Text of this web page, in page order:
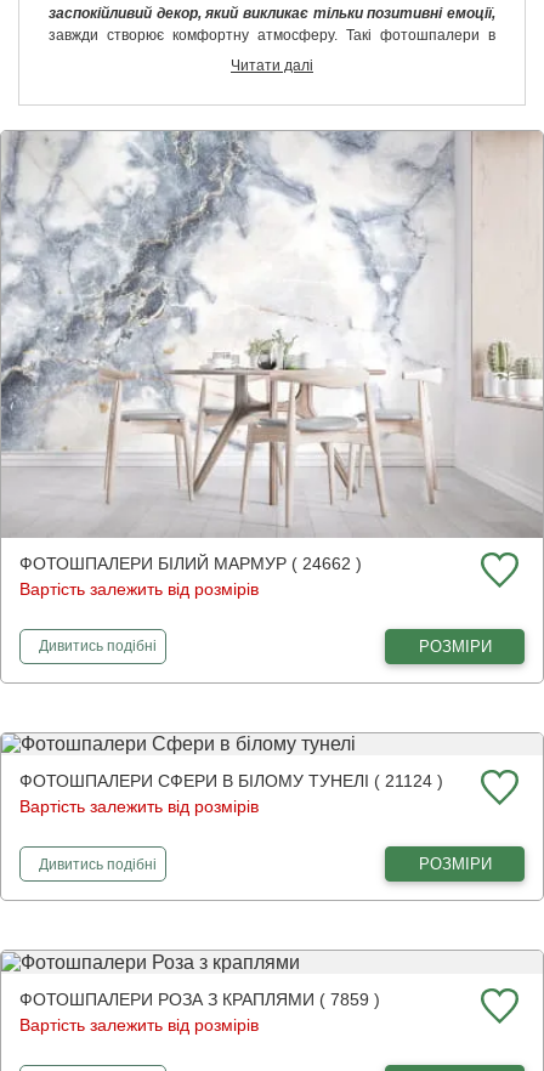
заспокійливий декор, який викликає тільки позитивні емоції,
завжди створює комфортну атмосферу. Такі фотошпалери в
білому кольорі на стіну стануть хорошою основою для
виглядають різні кольори і відтінки, як контрастні, так і м'які,
Якщо ви хочете використовувати шпалери саме як фон, тоді
варто взяти варіацію з ненав'язливими малюнками.
Наприклад, квітами, або геометричними фігурами. А якщо
хочете купити фотошпалери з білим фоном, щоб вони
виконували роль повноцінного елемента дизайну інтер'єру, тоді
варто зупинитися на чомусь з більш вираженою фактурою. Ми
пропонуємо тільки якісну продукцію, стійку до ультрафіолету і
механічних пошкоджень.
Для друку використовуються матеріали, що не містять сполук,
які можуть нашкодити вашому здоров'ю.Ми гарантуємо
швидку доставку товарів, тому ви завжди отримаєте
шпалери до точно обумовленого терміну. У нас широкий
асортимент варіацій, тому кожен вибере краще.
Читати далі
ФОТОШПАЛЕРИ БІЛИЙ МАРМУР ( 24662 )
Вартість залежить від розмірів
Дивитисьфотошпалери
подібні РОЗМІРИ
ФОТОШПАЛЕРИ СФЕРИ В БІЛОМУ ТУНЕЛІ ( 21124 )
Вартість залежить від розмірів
Дивитисьфотошпалери
подібні РОЗМІРИ
ФОТОШПАЛЕРИ РОЗА З КРАПЛЯМИ ( 7859 )
Вартість залежить від розмірів